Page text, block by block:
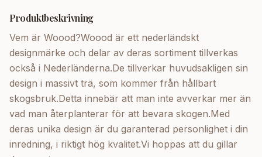
Produktbeskrivning
Vem är Woood?Woood är ett nederländskt
designmärke och delar av deras sortiment tillverkas
också i Nederländerna.De tillverkar huvudsakligen sin
design i massivt trä, som kommer från hållbart
skogsbruk.Detta innebär att man inte avverkar mer än
vad man återplanterar för att bevara skogen.Med
deras unika design är du garanterad personlighet i din
inredning, i riktigt hög kvalitet.Vi hoppas att du gillar